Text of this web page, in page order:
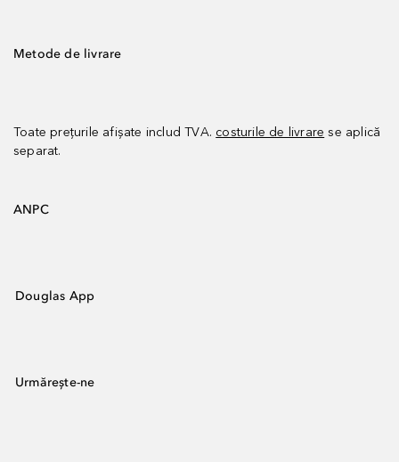
Metode de livrare
Toate prețurile afișate includ TVA. costurile de livrare se aplică
separat.
ANPC
Douglas App
Urmărește-ne